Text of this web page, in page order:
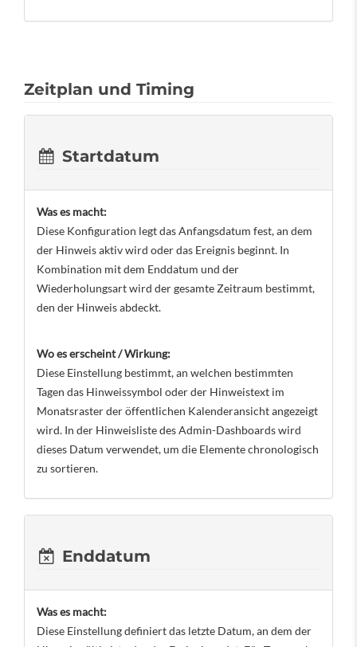
Zeitplan und Timing
Startdatum
Was es macht:
Diese Konfiguration legt das Anfangsdatum fest, an dem
der Hinweis aktiv wird oder das Ereignis beginnt. In
Kombination mit dem Enddatum und der
Wiederholungsart wird der gesamte Zeitraum bestimmt,
den der Hinweis abdeckt.
Wo es erscheint / Wirkung:
Diese Einstellung bestimmt, an welchen bestimmten
Tagen das Hinweissymbol oder der Hinweistext im
Monatsraster der öffentlichen Kalenderansicht angezeigt
wird. In der Hinweisliste des Admin-Dashboards wird
dieses Datum verwendet, um die Elemente chronologisch
zu sortieren.
Enddatum
Was es macht:
Diese Einstellung definiert das letzte Datum, an dem der